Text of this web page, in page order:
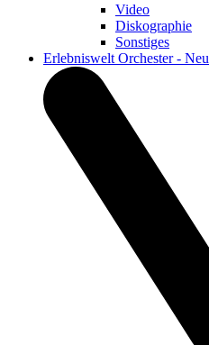
Video
Diskographie
Sonstiges
Erlebniswelt Orchester - Neu